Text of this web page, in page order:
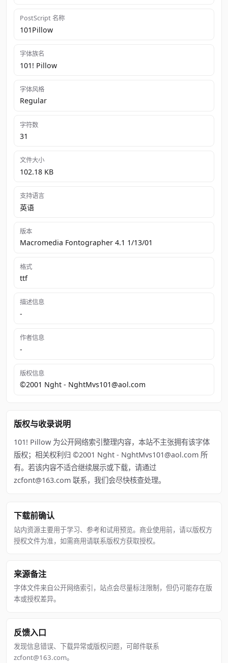
PostScript 名称
101Pillow
字体族名
101! Pillow
字体风格
Regular
字符数
31
文件大小
102.18 KB
支持语言
英语
版本
Macromedia Fontographer 4.1 1/13/01
格式
ttf
描述信息
-
作者信息
-
版权信息
©2001 Nght - NghtMvs101@aol.com
版权与收录说明
101! Pillow 为公开网络索引整理内容，本站不主张拥有该字体
版权；相关权利归 ©2001 Nght - NghtMvs101@aol.com 所
有。若该内容不适合继续展示或下载，请通过
zcfont@163.com 联系，我们会尽快核查处理。
下载前确认
站内资源主要用于学习、参考和试用预览。商业使用前，请以版权方
授权文件为准，如需商用请联系版权方获取授权。
来源备注
字体文件来自公开网络索引，站点会尽量标注限制，但仍可能存在版
本或授权差异。
反馈入口
发现信息错误、下载异常或版权问题，可邮件联系
zcfont@163.com。